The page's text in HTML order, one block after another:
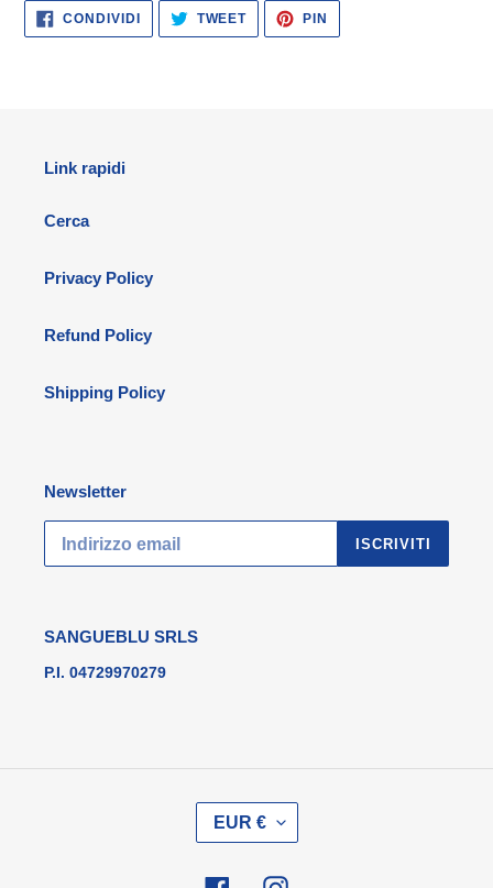
CONDIVIDI CONDIVIDI
FACEBOOK
TWEETTWITTA
TWITTER
PIN
PINTEREST
Link rapidi
Cerca
Privacy Policy
Refund Policy
Shipping Policy
Newsletter
ISCRIVITI
SANGUEBLU SRLS
P.I. 04729970279
V
U
EUR €